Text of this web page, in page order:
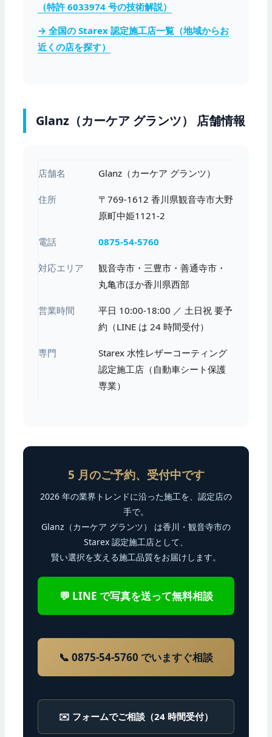
（特許 6033974 号の技術解説）
→ 全国の Starex 認定施工店一覧（地域からお
近くの店を探す）
Glanz（カーケア グランツ） 店舗情報
店舗名 Glanz（カーケア グランツ）
住所
〒769-1612 香川県観音寺市大野
原町中姫1121-2
電話 0875-54-5760
対応エリア
観音寺市・三豊市・善通寺市・
丸亀市ほか香川県西部
営業時間
平日 10:00-18:00 ／ 土日祝 要予
約（LINE は 24 時間受付）
専門
Starex 水性レザーコーティング
認定施工店（自動車シート保護
専業）
5 月のご予約、受付中です
2026 年の業界トレンドに沿った施工を、認定店の
手で。
Glanz（カーケア グランツ） は香川・観音寺市の
Starex 認定施工店として、
賢い選択を支える施工品質をお届けします。
💬 LINE で写真を送って無料相談
📞 0875-54-5760 でいますぐ相談
✉️ フォームでご相談（24 時間受付）